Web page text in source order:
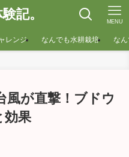
記。 MENU
レンジ なんでも水耕栽培 な
風が直撃！ブドウ
効果